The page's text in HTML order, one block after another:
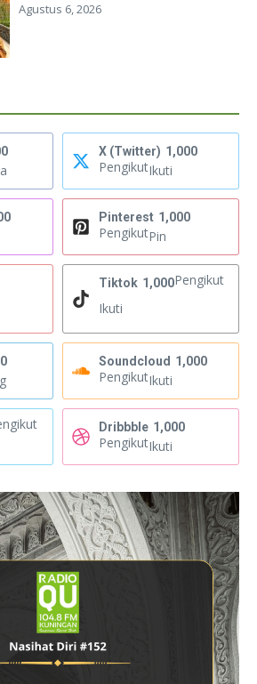
Agustus 6, 2026
X (Twitter) 1,000
PengikutIkuti
Pinterest 1,000
PengikutPin
Tiktok 1,000Pengikut
Ikuti
Soundcloud 1,000
PengikutIkuti
Dribbble 1,000
PengikutIkuti